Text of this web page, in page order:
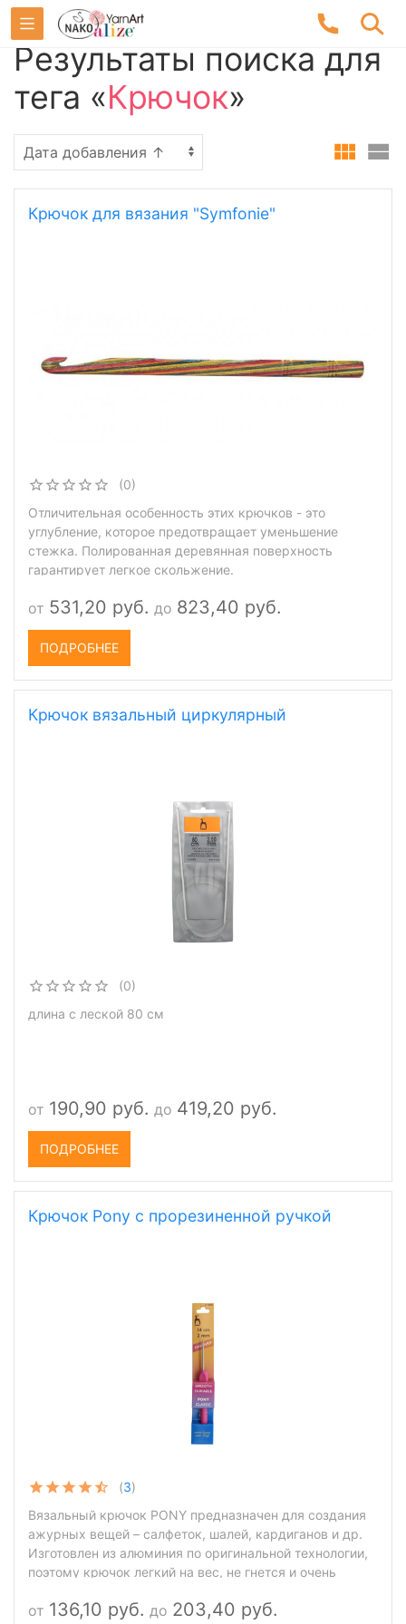
Результаты поиска для
тега «Крючок»
Крючок для вязания "Symfonie"
(0)
Отличительная особенность этих крючков - это
углубление, которое предотвращает уменьшение
стежка. Полированная деревянная поверхность
гарантирует легкое скольжение.
от 531,20 руб. до 823,40 руб.
ПОДРОБНЕЕ
Крючок вязальный циркулярный
(0)
длина с леской 80 см
от 190,90 руб. до 419,20 руб.
ПОДРОБНЕЕ
Крючок Pony с прорезиненной ручкой
(3)
Вязальный крючок PONY предназначен для создания
ажурных вещей – салфеток, шалей, кардиганов и др.
Изготовлен из алюминия по оригинальной технологии,
поэтому крючок легкий на вес, не гнется и очень
соприкосновения с ним не темнеет. Подходит для
от 136,10 руб. до 203,40 руб.